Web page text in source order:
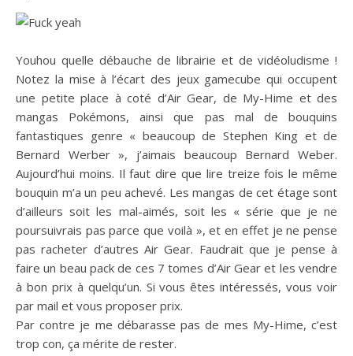
Youhou quelle débauche de librairie et de vidéoludisme !
Notez la mise à l’écart des jeux gamecube qui occupent
une petite place à coté d’Air Gear, de My-Hime et des
mangas Pokémons, ainsi que pas mal de bouquins
fantastiques genre « beaucoup de Stephen King et de
Bernard Werber », j’aimais beaucoup Bernard Weber.
Aujourd’hui moins. Il faut dire que lire treize fois le même
bouquin m’a un peu achevé. Les mangas de cet étage sont
d’ailleurs soit les mal-aimés, soit les « série que je ne
poursuivrais pas parce que voilà », et en effet je ne pense
pas racheter d’autres Air Gear. Faudrait que je pense à
faire un beau pack de ces 7 tomes d’Air Gear et les vendre
à bon prix à quelqu’un. Si vous êtes intéressés, vous voir
par mail et vous proposer prix.
Par contre je me débarasse pas de mes My-Hime, c’est
trop con, ça mérite de rester.